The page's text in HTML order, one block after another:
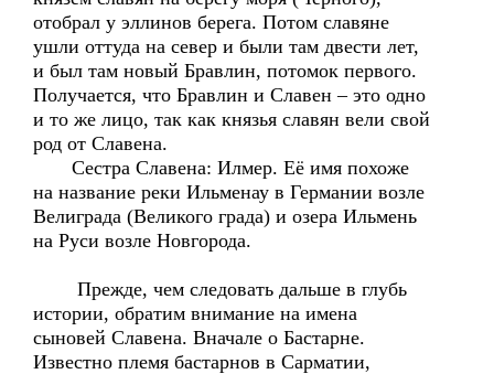
отобрал у эллинов берега. Потом славяне
ушли оттуда на север и были там двести лет,
и был там новый Бравлин, потомок первого.
Получается, что Бравлин и Славен – это одно
и то же лицо, так как князья славян вели свой
род от Славена.
Сестра Славена: Илмер. Её имя похоже
на название реки Ильменау в Германии возле
Велиграда (Великого града) и озера Ильмень
на Руси возле Новгорода.
Прежде, чем следовать дальше в глубь
истории, обратим внимание на имена
сыновей Славена. Вначале о Бастарне.
Известно племя бастарнов в Сарматии,